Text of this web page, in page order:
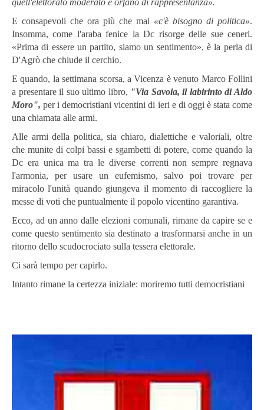
E consapevoli che ora più che mai «c'è bisogno di politica».
Insomma, come l'araba fenice la Dc risorge delle sue ceneri.
«Prima di essere un partito, siamo un sentimento», è la perla di
D'Agrò che chiude il cerchio.
E quando, la settimana scorsa, a Vicenza è venuto Marco Follini
a presentare il suo ultimo libro, "Via Savoia, il labirinto di Aldo
Moro", per i democristiani vicentini di ieri e di oggi è stata come
una chiamata alle armi.
Alle armi della politica, sia chiaro, dialettiche e valoriali, oltre
che munite di colpi bassi e sgambetti di potere, come quando la
Dc era unica ma tra le diverse correnti non sempre regnava
l'armonia, per usare un eufemismo, salvo poi trovare per
miracolo l'unità quando giungeva il momento di raccogliere la
messe di voti che puntualmente il popolo vicentino garantiva.
Ecco, ad un anno dalle elezioni comunali, rimane da capire se e
come questo sentimento sia destinato a trasformarsi anche in un
ritorno dello scudocrociato sulla tessera elettorale.
Ci sarà tempo per capirlo.
Intanto rimane la certezza iniziale: moriremo tutti democristiani